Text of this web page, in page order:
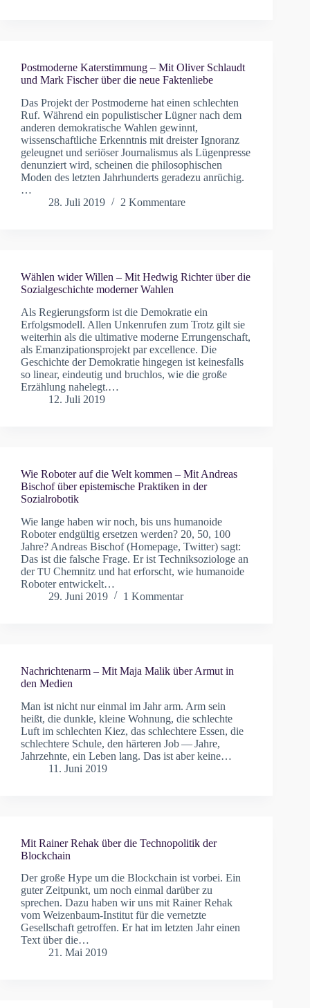
Postmoderne Katerstimmung – Mit Oliver Schlaudt
und Mark Fischer über die neue Faktenliebe
Das Projekt der Postmoderne hat einen schlechten
Ruf. Während ein populistischer Lügner nach dem
anderen demokratische Wahlen gewinnt,
wissenschaftliche Erkenntnis mit dreister Ignoranz
geleugnet und seriöser Journalismus als Lügenpresse
denunziert wird, scheinen die philosophischen
Moden des letzten Jahrhunderts geradezu anrüchig.
…
28. Juli 2019
2 Kommentare
Wählen wider Willen – Mit Hedwig Richter über die
Sozialgeschichte moderner Wahlen
Als Regierungsform ist die Demokratie ein
Erfolgsmodell. Allen Unkenrufen zum Trotz gilt sie
weiterhin als die ultimative moderne Errungenschaft,
als Emanzipationsprojekt par excellence. Die
Geschichte der Demokratie hingegen ist keinesfalls
so linear, eindeutig und bruchlos, wie die große
Erzählung nahelegt.…
12. Juli 2019
Wie Roboter auf die Welt kommen – Mit Andreas
Bischof über epistemische Praktiken in der
Sozialrobotik
Wie lange haben wir noch, bis uns humanoide
Roboter endgültig ersetzen werden? 20, 50, 100
Jahre? Andreas Bischof (Homepage, Twitter) sagt:
Das ist die falsche Frage. Er ist Techniksoziologe an
derTU Chemnitz und hat erforscht, wie humanoide
Roboter entwickelt…
29. Juni 2019
1 Kommentar
Nachrichtenarm – Mit Maja Malik über Armut in
den Medien
Man ist nicht nur einmal im Jahr arm. Arm sein
heißt, die dunkle, kleine Wohnung, die schlechte
Luft im schlechten Kiez, das schlechtere Essen, die
schlechtere Schule, den härteren Job — Jahre,
Jahrzehnte, ein Leben lang. Das ist aber keine…
11. Juni 2019
Mit Rainer Rehak über die Technopolitik der
Blockchain
Der große Hype um die Blockchain ist vorbei. Ein
guter Zeitpunkt, um noch einmal darüber zu
sprechen. Dazu haben wir uns mit Rainer Rehak
vom Weizenbaum-Institut für die vernetzte
Gesellschaft getroffen. Er hat im letzten Jahr einen
Text über die…
21. Mai 2019